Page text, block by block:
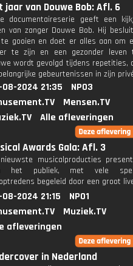
jaar van Douwe Bob: Afl. 6
documentaireserie geeft een
van zanger Douwe Bob. Hij
gooien en doet er alles aan om
te zijn en een gezonder leven
wordt gevolgd tijdens repetities,
gebeurtenissen in zijn
08-2024 21:35
NPO3
Mensen.TV
Alle afleveringen
Awards Gala: Afl. 3
musicalproducties
het publiek, met vele
begeleid door een groot
2024 21:15
NPO1
Muziek.TV
afleveringen
in Nederland